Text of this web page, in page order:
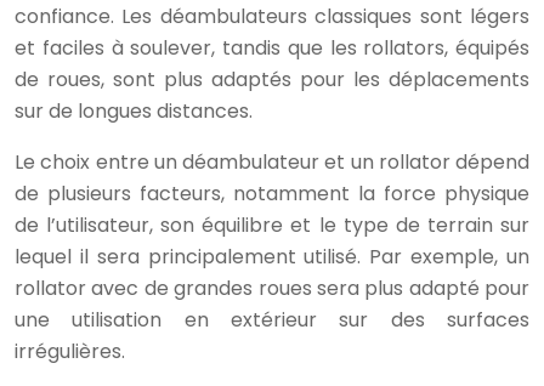
confiance. Les déambulateurs classiques sont légers
et faciles à soulever, tandis que les rollators, équipés
de roues, sont plus adaptés pour les déplacements
sur de longues distances.
Le choix entre un déambulateur et un rollator dépend
de plusieurs facteurs, notamment la force physique
de l’utilisateur, son équilibre et le type de terrain sur
lequel il sera principalement utilisé. Par exemple, un
rollator avec de grandes roues sera plus adapté pour
une utilisation en extérieur sur des surfaces
irrégulières.